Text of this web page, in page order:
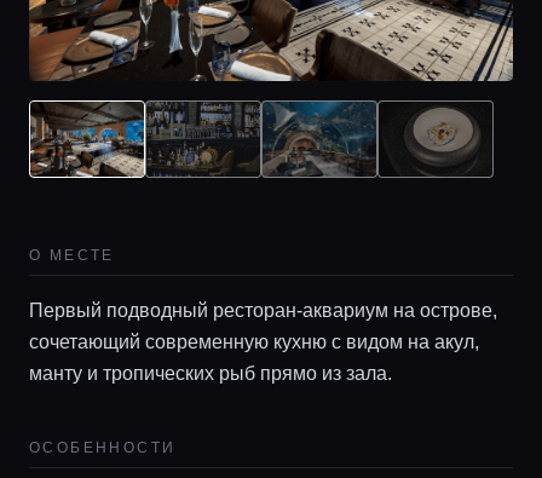
О МЕСТЕ
Первый подводный ресторан-аквариум на острове,
сочетающий современную кухню с видом на акул,
манту и тропических рыб прямо из зала.
ОСОБЕННОСТИ